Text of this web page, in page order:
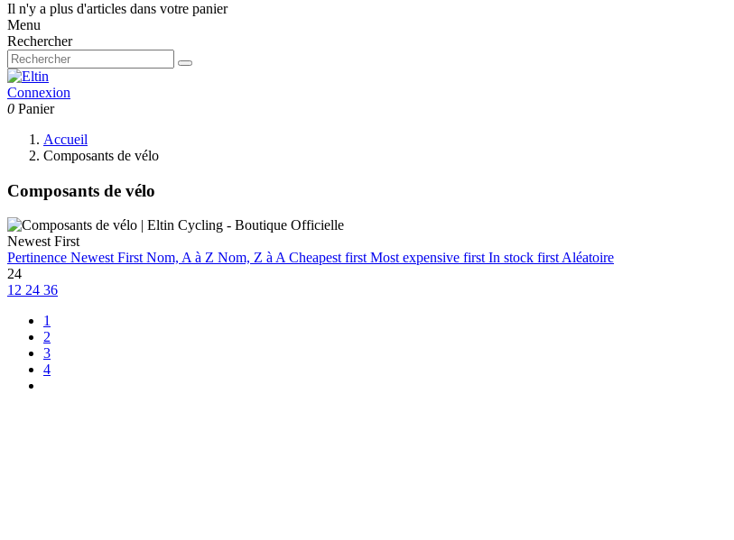
Il n'y a plus d'articles dans votre panier
Menu
Rechercher
Connexion
0 Panier
Accueil
Composants de vélo
Composants de vélo
Newest First
Pertinence Newest FirstNom, A à Z Nom, Z à ACheapest firstMost expensive firstIn stock firstAléatoire
24
12 24 36
1
2
3
4